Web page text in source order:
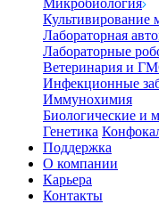
Микробиология
Культивирование
Лабораторная
Лабораторные
Ветеринария и
Инфекционные
Иммунохимия
Биологические и
Генетика
Поддержка
О компании
Карьера
Контакты